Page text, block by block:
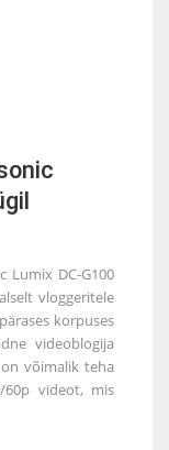
DC-G100
vloggeritele
korpuses
videoblogija
võimalik teha
60p videot, mis